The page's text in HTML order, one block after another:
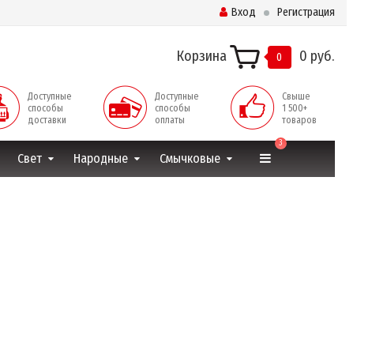
Вход Регистрация
Корзина 0 0 руб.
Доступные
способы
доставки
Доступные
способы
оплаты
Свыше
1 500+
товаров
Свет Народные Смычковые
3